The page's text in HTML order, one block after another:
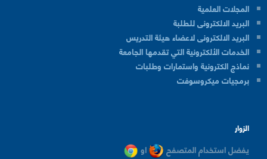
المجلات العلمية
البريد الالكترونى للطلبة
البريد الالكترونى لاعضاء هيئة التدريس
الخدمات الألكترونية التي تقدمها الجامعة
نماذج الكترونية واستمارات وطلبات
برمجيات ميكروسوفت
الزوار
يفضل استخدام المتصفح او